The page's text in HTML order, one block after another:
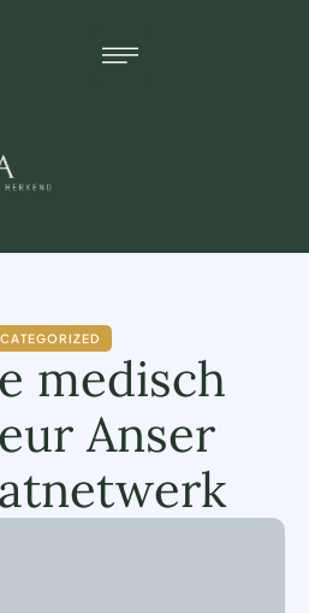
medisch
Anser